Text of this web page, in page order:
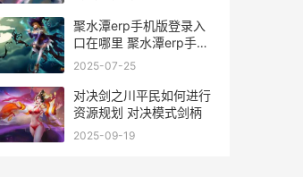
聚水潭erp手机版登录入
口在哪里 聚水潭erp手机
版2.4.5
2025-07-25
对决剑之川平民如何进行
资源规划 对决模式剑柄
2025-09-19